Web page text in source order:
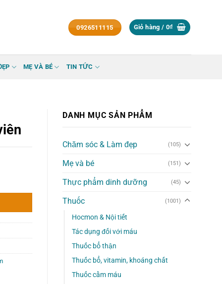
0926511115 Giỏ hàng / 0₫
MẸ VÀ BÉ TIN TỨC
DANH MỤC SẢN PHẨM
Chăm sóc & Làm đẹp (105)
Mẹ và bé (151)
Thực phẩm dinh dưỡng (45)
Thuốc (1001)
Hocmon & Nội tiết
Tác dụng đối với máu
Thuốc bổ thận
Thuốc bổ, vitamin, khoáng chất
Thuốc cầm máu